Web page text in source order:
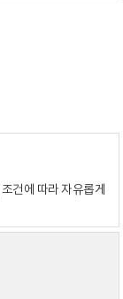
조건에 따라 자유롭게